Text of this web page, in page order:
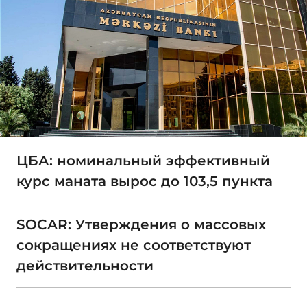
ЦБА: номинальный эффективный
курс маната вырос до 103,5 пункта
SOCAR: Утверждения о массовых
сокращениях не соответствуют
действительности